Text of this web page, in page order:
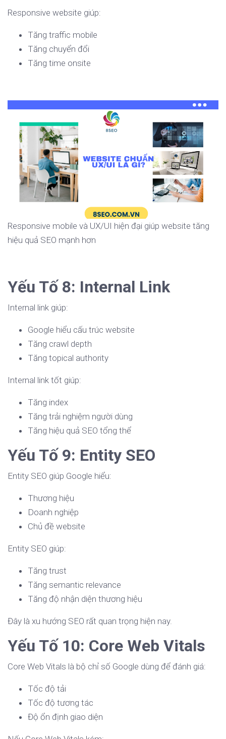
Responsive website giúp:
Tăng traffic mobile
Tăng chuyển đổi
Tăng time onsite
Responsive mobile và UX/UI hiện đại giúp website tăng
hiệu quả SEO mạnh hơn
Yếu Tố 8: Internal Link
Internal link giúp:
Google hiểu cấu trúc website
Tăng crawl depth
Tăng topical authority
Internal link tốt giúp:
Tăng index
Tăng trải nghiệm người dùng
Tăng hiệu quả SEO tổng thể
Yếu Tố 9: Entity SEO
Entity SEO giúp Google hiểu:
Thương hiệu
Doanh nghiệp
Chủ đề website
Entity SEO giúp:
Tăng trust
Tăng semantic relevance
Tăng độ nhận diện thương hiệu
Đây là xu hướng SEO rất quan trọng hiện nay.
Yếu Tố 10: Core Web Vitals
Core Web Vitals là bộ chỉ số Google dùng để đánh giá:
Tốc độ tải
Tốc độ tương tác
Độ ổn định giao diện